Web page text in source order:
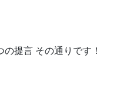
提言 その通りです！